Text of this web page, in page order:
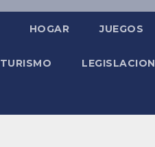
HOGAR JUEGOS
TURISMO LEGISLACION